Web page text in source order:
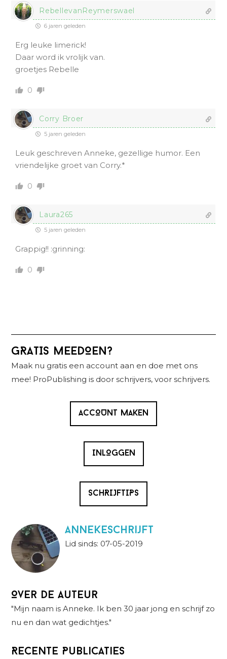
RebellevanReymerswael
6 jaren geleden
Erg leuke limerick!
Daar word ik vrolijk van.
groetjes Rebelle
0
Corry Broer
5 jaren geleden
Leuk geschreven Anneke, gezellige humor. Een
vriendelijke groet van Corry.*
0
Laura265
5 jaren geleden
Grappig!! :grinning:
0
Primaire
Sidebar
GRATIS MEEDOEN?
Maak nu gratis een account aan en doe met ons
mee! ProPublishing is door schrijvers, voor schrijvers.
ACCOUNT MAKEN
INLOGGEN
SCHRIJFTIPS
AnnekeSchrijft
Lid sinds: 07-05-2019
Over de auteur
"Mijn naam is Anneke. Ik ben 30 jaar jong en schrijf zo
nu en dan wat gedichtjes."
Recente Publicaties